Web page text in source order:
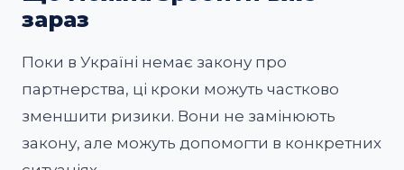
зараз
Поки в Україні немає закону про
партнерства, ці кроки можуть частково
зменшити ризики. Вони не замінюють
закону, але можуть допомогти в конкретних